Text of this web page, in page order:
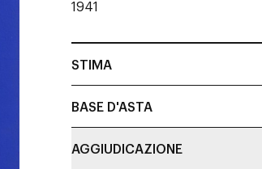
1941
STIMA
BASE D'ASTA
AGGIUDICAZIONE